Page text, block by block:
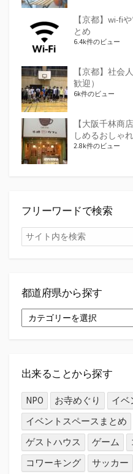
【京都】wi-fi
とめ
6.4k件のビュー
【京都】社会
歓迎）
6k件のビュー
【大阪千林商
しめるおしゃ
2.8k件のビュー
フリーワードで検索
検
索
都道府県から探す
道
ら
す
出来ることから探す
NPO お寺めぐり イベ
イベントスペースまとめ
ゲストハウス
ゲーム
コワーキング
サッカー